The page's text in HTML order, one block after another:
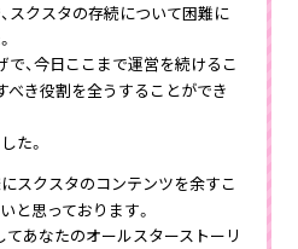
スクスタの存続について困難に
で、今日ここまで運営を続けるこ
べき役割を全うすることができ
た。
スクスタのコンテンツを余すこ
と思っております。
てあなたのオールスターストーリ